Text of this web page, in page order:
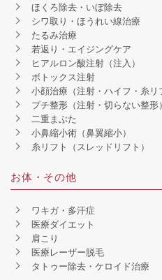
ほくろ除去・いぼ除去
シワ取り・ほうれい線治療
たるみ治療
若返り・エイジングケア
ヒアルロン酸注射（注入）
ボトックス注射
小顔治療（注射・ハイフ・糸リ
プチ整形（注射・切らない整形）
二重まぶた
小鼻縮小術（鼻翼縮小）
糸リフト（スレッドリフト）
お体・その他
ワキガ・多汗症
医療ダイエット
肩こり
医療レーザー脱毛
タトゥー除去・ケロイド治療